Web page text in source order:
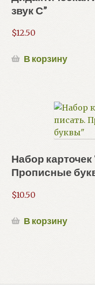
звук С”
$12.50
В корзину
Набор
Прописные
$10.50
В корзину